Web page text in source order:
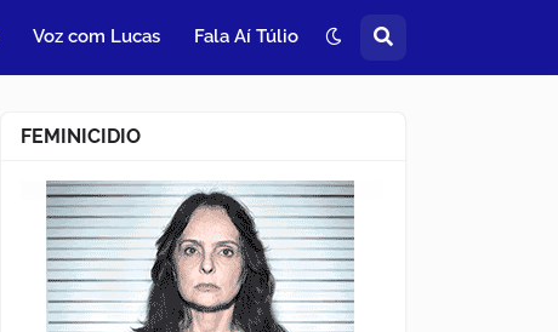
Voz com Lucas Fala Aí Túlio
FEMINICIDIO